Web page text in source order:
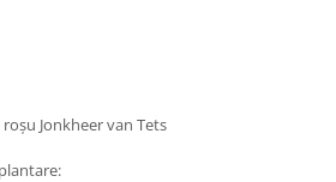
Jonkheer van Tets